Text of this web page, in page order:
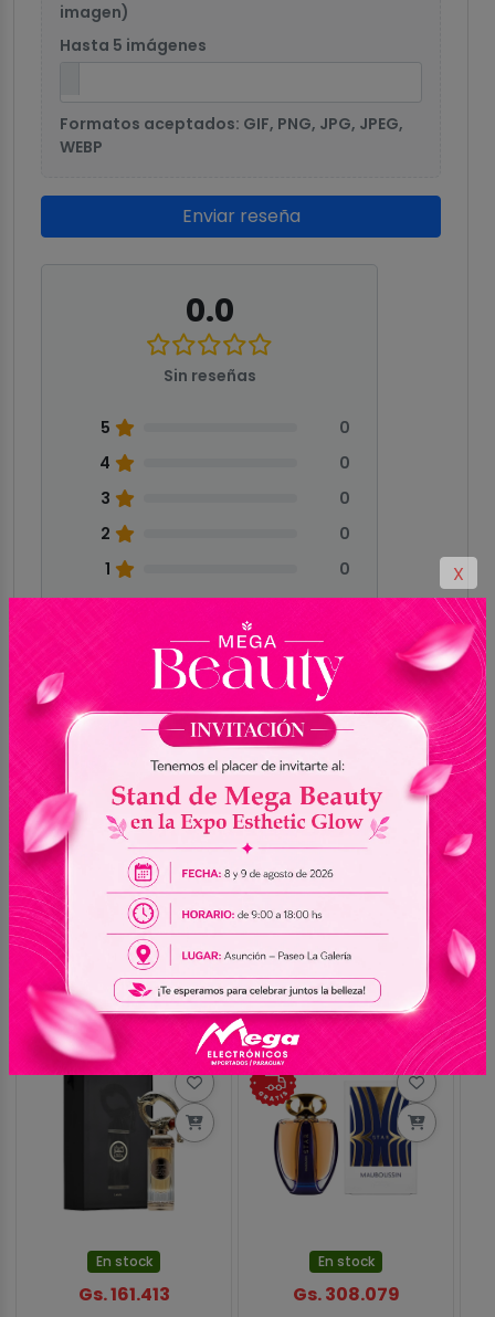
imagen)
Hasta 5 imágenes
Formatos aceptados: GIF, PNG, JPG, JPEG,
WEBP
Enviar reseña
0.0
Sin reseñas
5
0
4
0
3
0
2
0
1
0
Aún no hay valoraciones
Sé el primero en compartir tu experiencia con
este producto
Productos de la misma
categoría
ver más
En stock
Gs. 161.413
En stock
Gs. 308.079
X